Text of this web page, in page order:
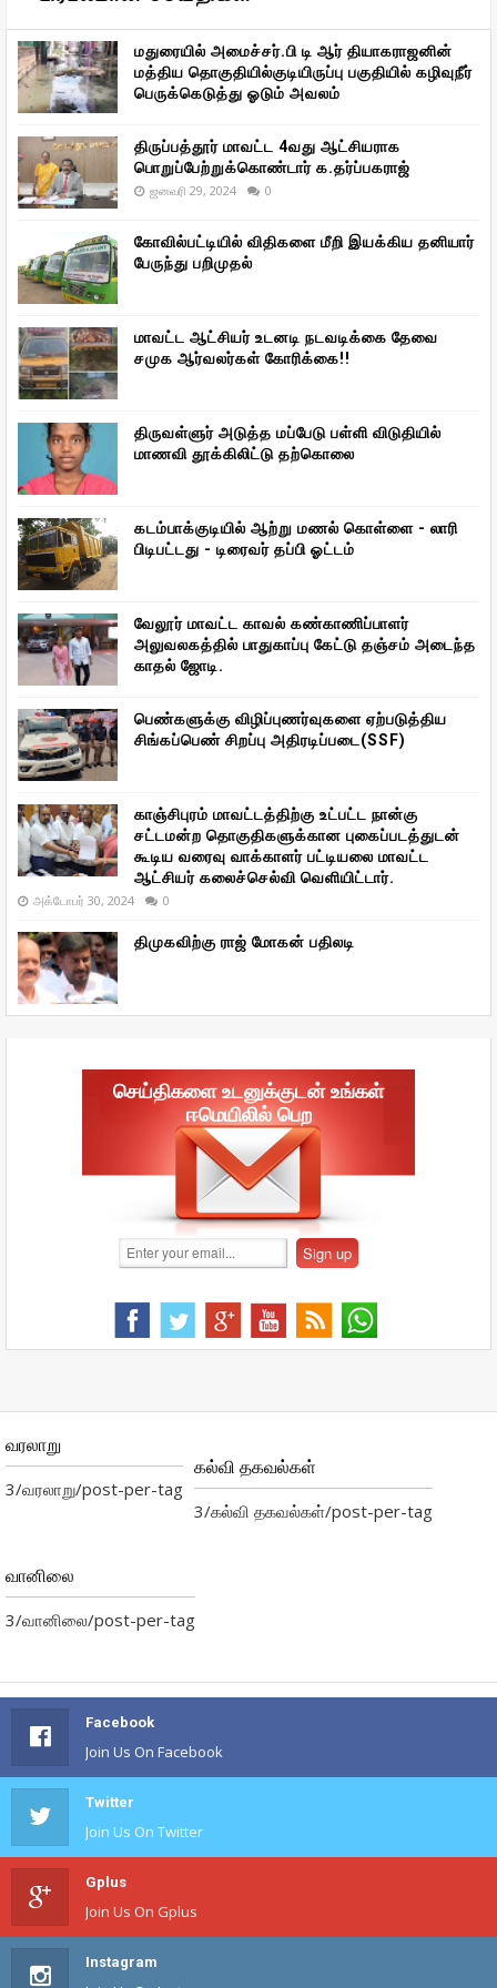
மதுரையில் அமைச்சர்.பி டி ஆர் தியாகராஜனின்
மத்திய தொகுதியில்குடியிருப்பு பகுதியில் கழிவுநீர்
பெருக்கெடுத்து ஓடும் அவலம்
திருப்பத்தூர் மாவட்ட 4வது ஆட்சியராக
பொறுப்பேற்றுக்கொண்டார் க.தர்ப்பகராஜ்
ஜனவரி 29, 2024 0
கோவில்பட்டியில் விதிகளை மீறி இயக்கிய தனியார்
பேருந்து பறிமுதல்
மாவட்ட ஆட்சியர் உடனடி நடவடிக்கை தேவை
சமுக ஆர்வலர்கள் கோரிக்கை!!
திருவள்ளுர் அடுத்த மப்பேடு பள்ளி விடுதியில்
மாணவி தூக்கிலிட்டு தற்கொலை
கடம்பாக்குடியில் ஆற்று மணல் கொள்ளை - லாரி
பிடிபட்டது - டிரைவர் தப்பி ஓட்டம்
வேலூர் மாவட்ட காவல் கண்காணிப்பாளர்
அலுவலகத்தில் பாதுகாப்பு கேட்டு தஞ்சம் அடைந்த
காதல் ஜோடி.
பெண்களுக்கு விழிப்புணர்வுகளை ஏற்படுத்திய
சிங்கப்பெண் சிறப்பு அதிரடிப்படை(SSF)
காஞ்சிபுரம் மாவட்டத்திற்கு உட்பட்ட நான்கு
சட்டமன்ற தொகுதிகளுக்கான புகைப்படத்துடன்
கூடிய வரைவு வாக்காளர் பட்டியலை மாவட்ட
ஆட்சியர் கலைச்செல்வி வெளியிட்டார்.
அக்டோபர் 30, 2024 0
திமுகவிற்கு ராஜ் மோகன் பதிலடி
செய்திகளை உடனுக்குடன் உங்கள்
ஈமெயிலில் பெற
வரலாறு
3/வரலாறு/post-per-tag
கல்வி தகவல்கள்
3/கல்வி தகவல்கள்/post-per-tag
வானிலை
3/வானிலை/post-per-tag
Facebook
Join Us On Facebook
Twitter
Join Us On Twitter
Gplus
Join Us On Gplus
Instagram